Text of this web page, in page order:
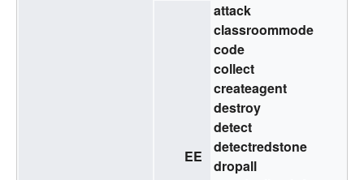
EE
attack
classroommode
code
collect
createagent
destroy
detect
detectredstone
dropall